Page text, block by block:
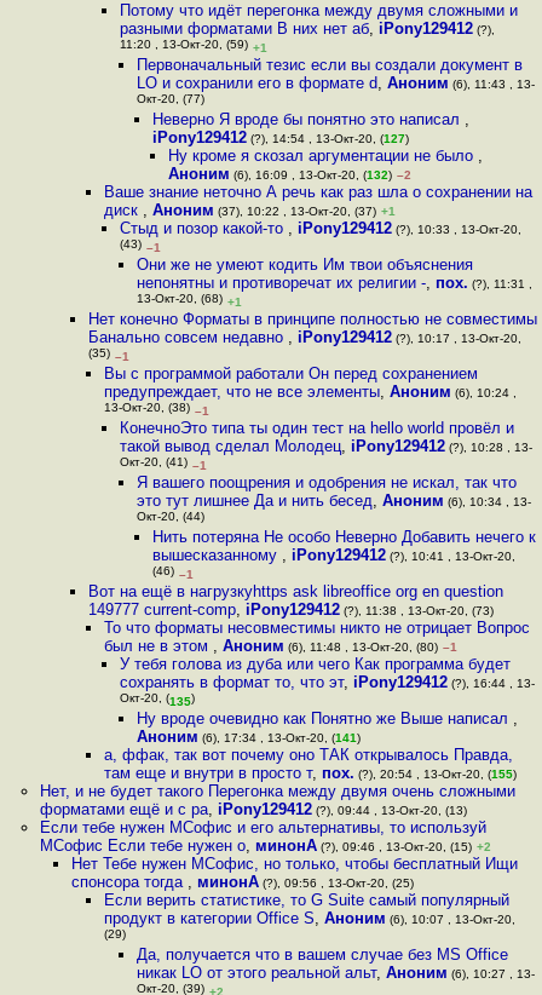
Потому что идёт перегонка между двумя сложными и
разными форматами В них нет аб, iPony129412 (?),
11:20 , 13-Окт-20, (59) +1
Первоначальный тезис если вы создали документ в
LO и сохранили его в формате d, Аноним (6), 11:43 , 13-
Окт-20, (77)
Неверно Я вроде бы понятно это написал ,
iPony129412(?), 14:54 , 13-Окт-20, (127)
Ну кроме я скозал аргументации не было ,
Аноним (6), 16:09 , 13-Окт-20, (132) –2
Ваше знание неточно А речь как раз шла о сохранении на
диск , Аноним (37), 10:22 , 13-Окт-20, (37) +1
Стыд и позор какой-то , iPony129412 (?), 10:33 , 13-Окт-20,
(43) –1
Они же не умеют кодить Им твои объяснения
непонятны и противоречат их религии -, пох. (?), 11:31 ,
13-Окт-20, (68) +1
Нет конечно Форматы в принципе полностью не совместимы
Банально совсем недавно , iPony129412(?), 10:17 , 13-Окт-20,
(35) –1
Вы с программой работали Он перед сохранением
предупреждает, что не все элементы, Аноним (6), 10:24 ,
13-Окт-20, (38) –1
КонечноЭто типа ты один тест на hello world провёл и
такой вывод сделал Молодец, iPony129412 (?), 10:28 , 13-
Окт-20, (41) –1
Я вашего поощрения и одобрения не искал, так что
это тут лишнее Да и нить бесед, Аноним (6), 10:34 , 13-
Окт-20, (44)
Нить потеряна Не особо Неверно Добавить нечего к
вышесказанному , iPony129412(?), 10:41 , 13-Окт-20,
(46) –1
Вот на ещё в нагрузкуhttps ask libreoffice org en question
149777 current-comp, iPony129412(?), 11:38 , 13-Окт-20, (73)
То что форматы несовместимы никто не отрицает Вопрос
был не в этом , Аноним (6), 11:48 , 13-Окт-20, (80) –1
У тебя голова из дуба или чего Как программа будет
сохранять в формат то, что эт, iPony129412 (?), 16:44 , 13-
Окт-20, (135)
Ну вроде очевидно как Понятно же Выше написал ,
Аноним (6), 17:34 , 13-Окт-20, (141)
а, ффак, так вот почему оно ТАК открывалось Правда,
там еще и внутри в просто т, пох. (?), 20:54 , 13-Окт-20, (155)
Нет, и не будет такого Перегонка между двумя очень сложными
форматами ещё и с ра, iPony129412(?), 09:44 , 13-Окт-20, (13)
Если тебе нужен МСофис и его альтернативы, то используй
МСофис Если тебе нужен о, минонА(?), 09:46 , 13-Окт-20, (15) +2
Нет Тебе нужен МСофис, но только, чтобы бесплатный Ищи
спонсора тогда , минонА (?), 09:56 , 13-Окт-20, (25)
Если верить статистике, то G Suite самый популярный
продукт в категории Office S, Аноним (6), 10:07 , 13-Окт-20,
(29)
Да, получается что в вашем случае без MS Office
никак LO от этого реальной альт, Аноним (6), 10:27 , 13-
Окт-20, (39) +2